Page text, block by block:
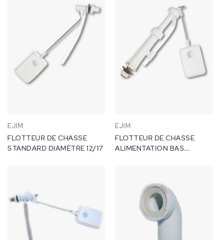
EJIM
FLOTTEUR DE CHASSE
STANDARD DIAMÈTRE 12/17
EJIM
FLOTTEUR DE CHASSE
ALIMENTATION BAS